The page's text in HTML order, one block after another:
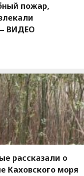
пожар,
ВИДЕО
рассказали о
Каховского моря